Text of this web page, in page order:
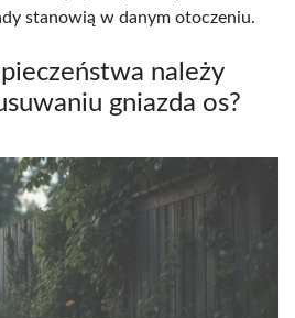
stanowią w danym otoczeniu.
należy
gniazda os?